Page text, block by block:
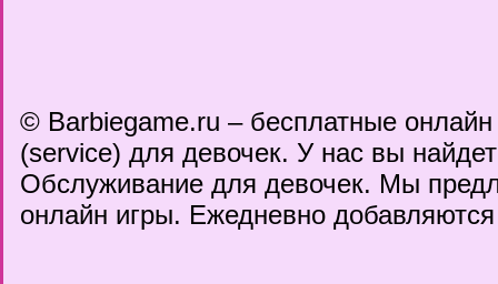
© Barbiegame.ru – бесплатные
(service) для девочек. У нас вы
Обслуживание для девочек. Мы
онлайн игры. Ежедневно